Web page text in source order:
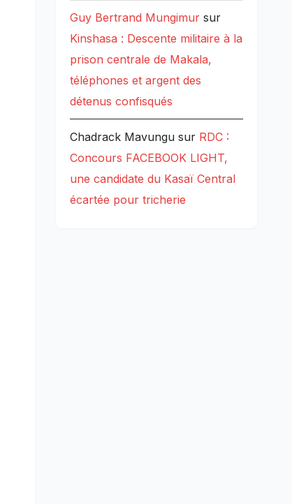
Guy Bertrand Mungimursur
Kinshasa : Descente militaire à la
prison centrale de Makala,
téléphones et argent des
détenus confisqués
Chadrack Mavungusur RDC :
Concours FACEBOOK LIGHT,
une candidate du Kasaï Central
écartée pour tricherie